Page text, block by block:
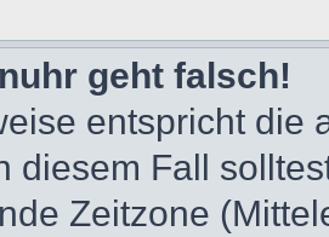
geht falsch!
entspricht die
diesem Fall
Zeitzone